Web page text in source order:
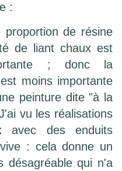
:
proportion de résine
de liant chaux est
; donc la
moins importante
peinture dite "à la
vu les réalisations
avec des enduits
: cela donne un
désagréable qui n'a